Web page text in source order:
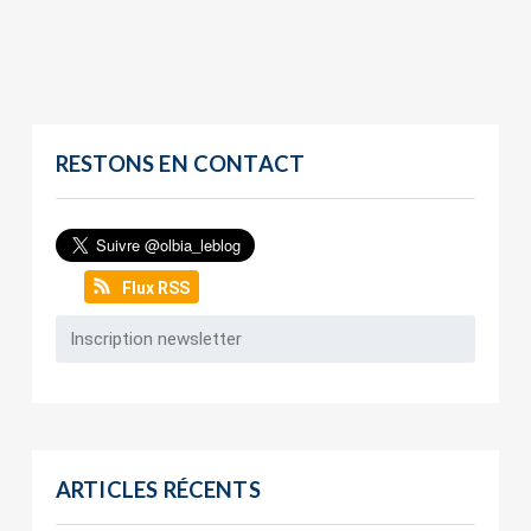
RESTONS EN CONTACT
Flux RSS
ARTICLES RÉCENTS